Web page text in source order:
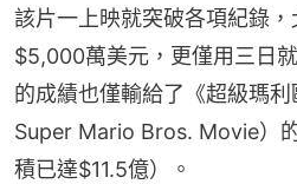
該片一上映就突破各項紀錄
$5,000萬美元，更僅用三日
的成績也僅輸給了《超級瑪
Super Mario Bros. Movie）
積已達$11.5億）。